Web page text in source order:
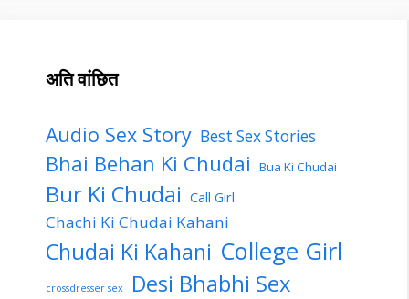
अति वांछित
Audio Sex Story Best Sex Stories
Bhai Behan Ki Chudai Bua Ki Chudai
Bur Ki Chudai Call Girl
Chachi Ki Chudai Kahani
Chudai Ki Kahani College Girl
crossdresser sex Desi Bhabhi Sex